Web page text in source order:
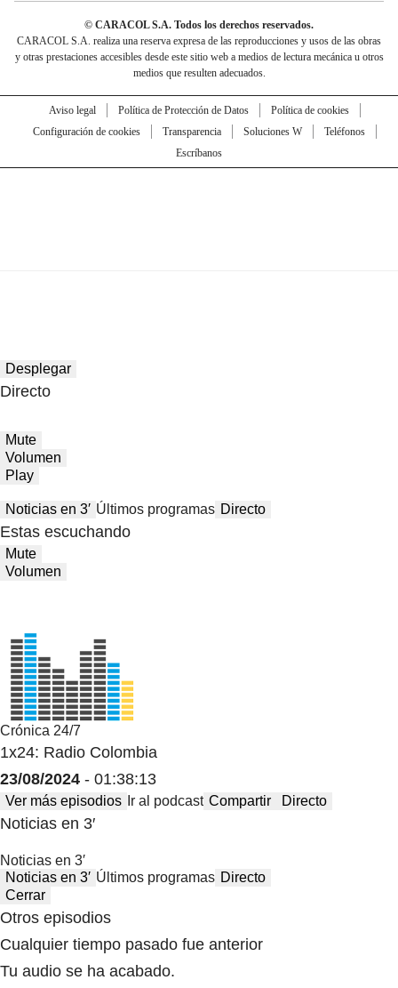
© CARACOL S.A. Todos los derechos reservados.
CARACOL S.A. realiza una reserva expresa de las reproducciones y usos de las obras
y otras prestaciones accesibles desde este sitio web a medios de lectura mecánica u otros
medios que resulten adecuados.
Aviso legal Política de Protección de Datos
Política de cookies
Configuración de cookies
Transparencia Soluciones W
Teléfonos
Escríbanos
Desplegar
Directo
Mute
Volumen
Play
Noticias en 3′ Últimos programas Directo
Estas escuchando
Mute
Volumen
Crónica 24/7
1x24: Radio Colombia
23/08/2024 - 01:38:13
Ver más episodios Ir al podcast Compartir Directo
Noticias en 3′
Noticias en 3′
Noticias en 3′ Últimos programas Directo
Cerrar
Otros episodios
Cualquier tiempo pasado fue anterior
Tu audio se ha acabado.